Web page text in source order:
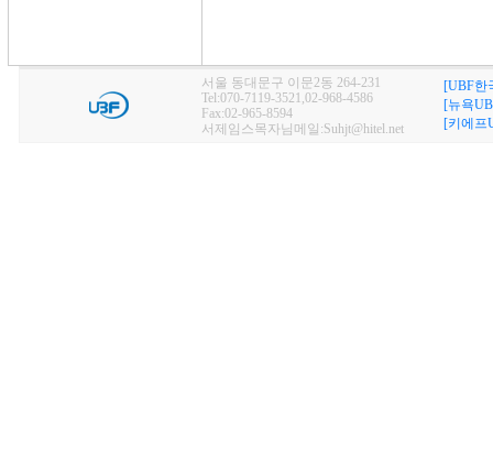
서울 동대문구 이문2동 264-231
Tel:070-7119-3521,02-968-4586
Fax:02-965-8594
서제임스목자님메일:Suhjt@hitel.net
[UBF한
[뉴욕
[키에프